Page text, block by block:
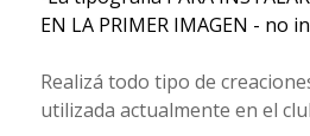
EN LA PRIMER IMAGEN - no
Realizá todo tipo de
utilizada actualmente en el